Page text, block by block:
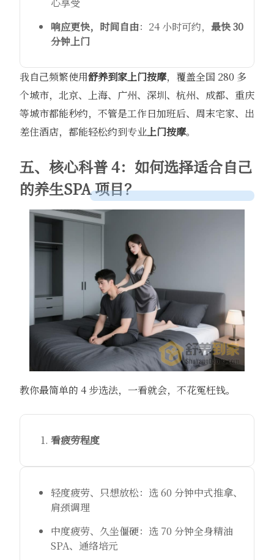
心享受
响应更快，时间自由：24 小时可约， 最快 30
分钟上门
我自己频繁使用舒养到家上门按摩，覆盖全国 280 多
个城市，北京、上海、广州、深圳、杭州、成都、重庆
等城市都能秒约，不管是工作日加班后、周末宅家、出
差住酒店，都能轻松约到专业上门按摩。
五、核心科普 4：如何选择适合自己
的养生SPA 项目？
教你最简单的 4 步选法，一看就会，不花冤枉钱。
看疲劳程度
轻度疲劳、只想放松：选 60 分钟中式推拿、
肩颈调理
中度疲劳、久坐僵硬：选 70 分钟全身精油
SPA、通络培元